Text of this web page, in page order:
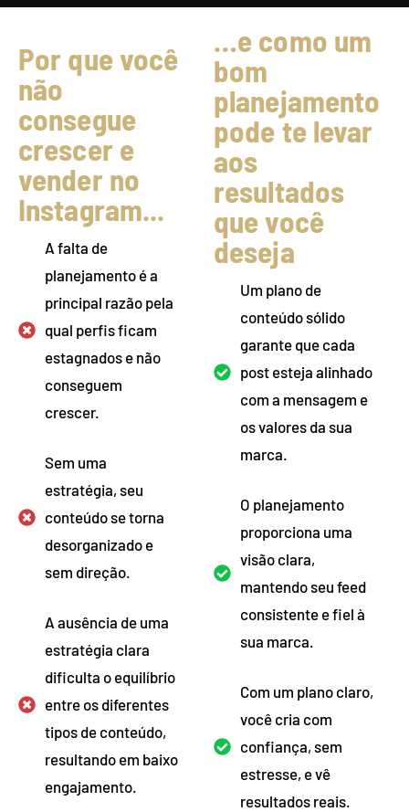
Por que você
não
consegue
crescer e
vender no
Instagram...
A falta de
planejamento é a
principal razão pela
qual perfis ficam
estagnados e não
conseguem
crescer.
Sem uma
estratégia, seu
conteúdo se torna
desorganizado e
sem direção.
A ausência de uma
estratégia clara
dificulta o equilíbrio
entre os diferentes
tipos de conteúdo,
resultando em baixo
engajamento.
…e como um
bom
planejamento
pode te levar
aos
resultados
que você
deseja
Um plano de
conteúdo sólido
garante que cada
post esteja alinhado
com a mensagem e
os valores da sua
marca.
O planejamento
proporciona uma
visão clara,
mantendo seu feed
consistente e fiel à
sua marca.
Com um plano claro,
você cria com
confiança, sem
estresse, e vê
resultados reais.